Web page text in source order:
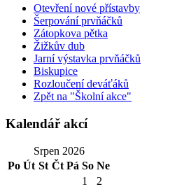
Otevření nové přístavby
Šerpování prvňáčků
Zátopkova pětka
Žižkův dub
Jarní výstavka prvňáčků
Biskupice
Rozloučení deváťáků
Zpět na "Školní akce"
Kalendář akcí
Srpen 2026
Po Út St Čt Pá So Ne
1
2